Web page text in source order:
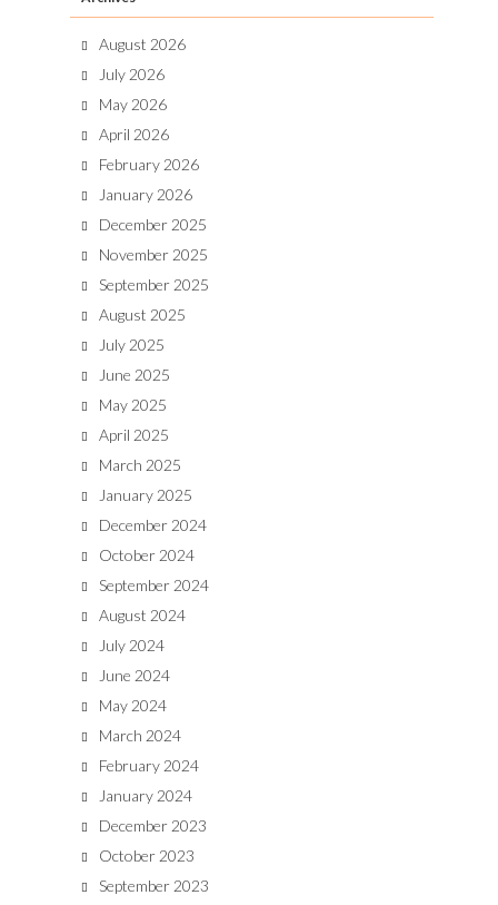
August 2026
July 2026
May 2026
April 2026
February 2026
January 2026
December 2025
November 2025
September 2025
August 2025
July 2025
June 2025
May 2025
April 2025
March 2025
January 2025
December 2024
October 2024
September 2024
August 2024
July 2024
June 2024
May 2024
March 2024
February 2024
January 2024
December 2023
October 2023
September 2023